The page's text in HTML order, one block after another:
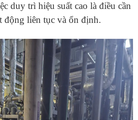
duy trì hiệu suất cao là điều cần
động liên tục và ổn định.